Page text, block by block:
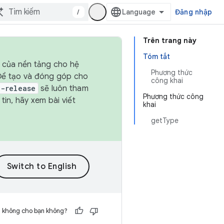
/ Đăng nhập
Trên trang này
Tóm tắt
Phương thức
công khai
Phương thức công
khai
getType
nền tảng cho hệ
tạo và đóng góp cho
release sẽ luôn tham
hãy xem bài viết
cho bạn không?